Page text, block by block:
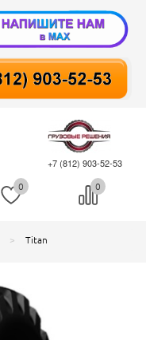
+7 (812) 903-52-53
0 0
Titan